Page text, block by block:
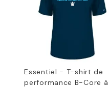
Essentiel - T-shirt de
performance B-Core à